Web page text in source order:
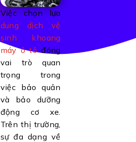
Việc chọn lựa
dung dịch vệ
sinh khoang
máy ô tôđóng
vai trò quan
trọng trong
việc bảo quản
và bảo dưỡng
động cơ xe.
Trên thị trường,
sự đa dạng về